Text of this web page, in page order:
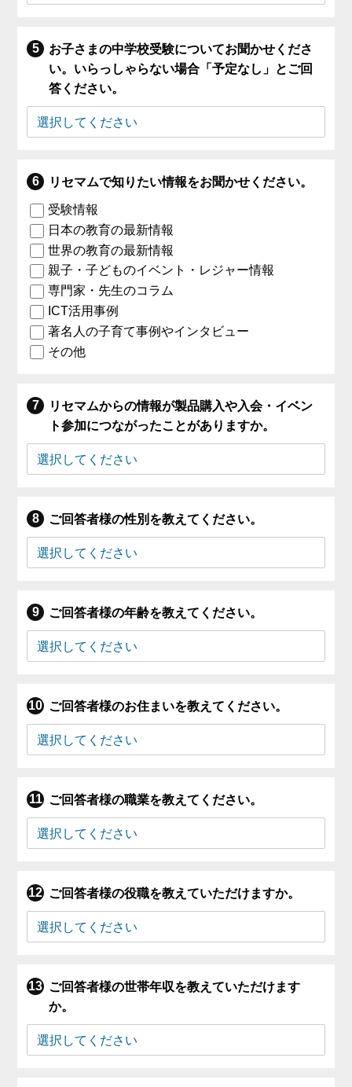
お子さまの中学校受験についてお聞かせくださ
い。いらっしゃらない場合「予定なし」とご回
答ください。
リセマムで知りたい情報をお聞かせください。
受験情報
日本の教育の最新情報
世界の教育の最新情報
親子・子どものイベント・レジャー情報
専門家・先生のコラム
ICT活用事例
著名人の子育て事例やインタビュー
その他
リセマムからの情報が製品購入や入会・イベン
ト参加につながったことがありますか。
ご回答者様の性別を教えてください。
ご回答者様の年齢を教えてください。
ご回答者様のお住まいを教えてください。
ご回答者様の職業を教えてください。
ご回答者様の役職を教えていただけますか。
ご回答者様の世帯年収を教えていただけます
か。